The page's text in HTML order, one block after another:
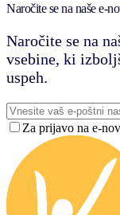
Naročite se na naše e-
Naročite se na
vsebine, ki
uspeh.
Za prijavo na e-